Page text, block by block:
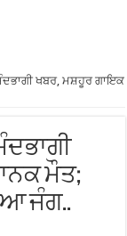
ਖਬਰ, ਮਸ਼ਹੂਰ ਗਾਇਕ
ਮੌਤ;
ਜੰਗ..